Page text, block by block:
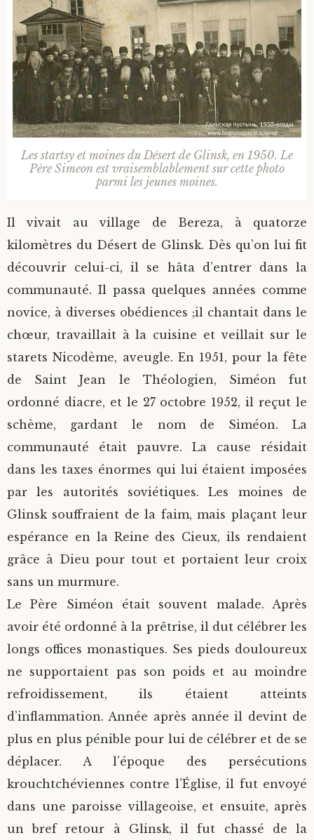
Les startsy et moines du Désert de Glinsk, en 1950. Le
Père Simeon est vraisemblablement sur cette photo
parmi les jeunes moines.
Il vivait au village de Bereza, à quatorze
kilomètres du Désert de Glinsk. Dès qu’on lui fit
découvrir celui-ci, il se hâta d’entrer dans la
communauté. Il passa quelques années comme
novice, à diverses obédiences ;il chantait dans le
chœur, travaillait à la cuisine et veillait sur le
starets Nicodème, aveugle. En 1951, pour la fête
de Saint Jean le Théologien, Siméon fut
ordonné diacre, et le 27 octobre 1952, il reçut le
schème, gardant le nom de Siméon. La
communauté était pauvre. La cause résidait
dans les taxes énormes qui lui étaient imposées
par les autorités soviétiques. Les moines de
Glinsk souffraient de la faim, mais plaçant leur
espérance en la Reine des Cieux, ils rendaient
grâce à Dieu pour tout et portaient leur croix
sans un murmure.
Le Père Siméon était souvent malade. Après
avoir été ordonné à la prêtrise, il dut célébrer les
longs offices monastiques. Ses pieds douloureux
ne supportaient pas son poids et au moindre
refroidissement, ils étaient atteints
d’inflammation. Année après année il devint de
plus en plus pénible pour lui de célébrer et de se
déplacer. A l’époque des persécutions
krouchtchéviennes contre l’Église, il fut envoyé
dans une paroisse villageoise, et ensuite, après
un bref retour à Glinsk, il fut chassé de la